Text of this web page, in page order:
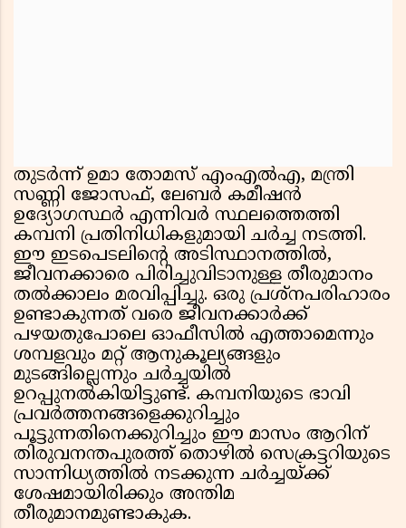
തുടർന്ന് ഉമാ തോമസ് എംഎൽഎ, മന്ത്രി
സണ്ണി ജോസഫ്, ലേബർ കമീഷൻ
ഉദ്യോഗസ്ഥർ എന്നിവർ സ്ഥലത്തെത്തി
കമ്പനി പ്രതിനിധികളുമായി ചർച്ച നടത്തി.
ഈ ഇടപെടലിൻ്റെ അടിസ്ഥാനത്തിൽ,
ജീവനക്കാരെ പിരിച്ചുവിടാനുള്ള തീരുമാനം
തൽക്കാലം മരവിപ്പിച്ചു. ഒരു പ്രശ്നപരിഹാരം
ഉണ്ടാകുന്നത് വരെ ജീവനക്കാർക്ക്
പഴയതുപോലെ ഓഫീസിൽ എത്താമെന്നും
ശമ്പളവും മറ്റ് ആനുകൂല്യങ്ങളും
മുടങ്ങില്ലെന്നും ചർച്ചയിൽ
ഉറപ്പുനൽകിയിട്ടുണ്ട്. കമ്പനിയുടെ ഭാവി
പ്രവർത്തനങ്ങളെക്കുറിച്ചും
പൂട്ടുന്നതിനെക്കുറിച്ചും ഈ മാസം ആറിന്
തിരുവനന്തപുരത്ത് തൊഴിൽ സെക്രട്ടറിയുടെ
സാന്നിധ്യത്തിൽ നടക്കുന്ന ചർച്ചയ്ക്ക്
ശേഷമായിരിക്കും അന്തിമ
തീരുമാനമുണ്ടാകുക.